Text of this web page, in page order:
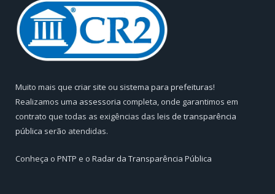
Muito mais que criar site ou sistema para prefeituras!
Realizamos uma assessoria completa, onde garantimos em
contrato que todas as exigências das leis de transparência
pública serão atendidas.
Conheça o PNTP e o Radar da Transparência Pública